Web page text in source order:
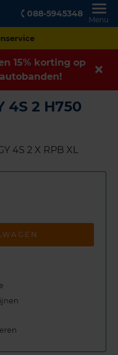
088-5945348
Menu
15% korting op
autobanden!
4S 2 H750